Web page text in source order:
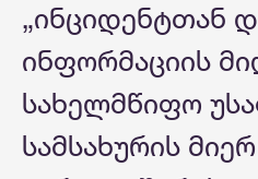
„ინციდენტთან
ინფორმაციის
სახელმწიფო
სამსახურის